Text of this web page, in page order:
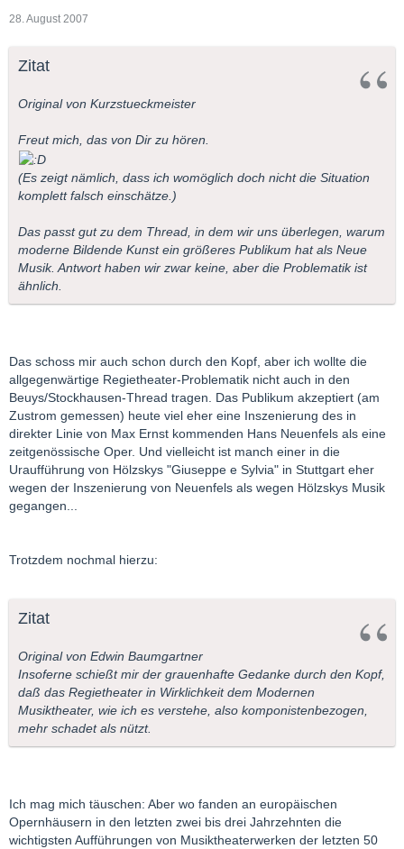
28. August 2007
Zitat
Original von Kurzstueckmeister
Freut mich, das von Dir zu hören.
(Es zeigt nämlich, dass ich womöglich doch nicht die Situation
komplett falsch einschätze.)
Das passt gut zu dem Thread, in dem wir uns überlegen, warum
moderne Bildende Kunst ein größeres Publikum hat als Neue
Musik. Antwort haben wir zwar keine, aber die Problematik ist
ähnlich.
Das schoss mir auch schon durch den Kopf, aber ich wollte die
allgegenwärtige Regietheater-Problematik nicht auch in den
Beuys/Stockhausen-Thread tragen. Das Publikum akzeptiert (am
Zustrom gemessen) heute viel eher eine Inszenierung des in
direkter Linie von Max Ernst kommenden Hans Neuenfels als eine
zeitgenössische Oper. Und vielleicht ist manch einer in die
Uraufführung von Hölzskys "Giuseppe e Sylvia" in Stuttgart eher
wegen der Inszenierung von Neuenfels als wegen Hölzskys Musik
gegangen...
Trotzdem nochmal hierzu:
Zitat
Original von Edwin Baumgartner
Insoferne schießt mir der grauenhafte Gedanke durch den Kopf,
daß das Regietheater in Wirklichkeit dem Modernen
Musiktheater, wie ich es verstehe, also komponistenbezogen,
mehr schadet als nützt.
Ich mag mich täuschen: Aber wo fanden an europäischen
Opernhäusern in den letzten zwei bis drei Jahrzehnten die
wichtigsten Aufführungen von Musiktheaterwerken der letzten 50